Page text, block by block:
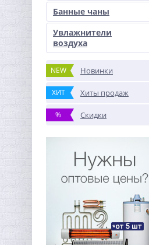
Банные чаны
Увлажнители
воздуха
NEW Новинки
ХИТ Хиты продаж
% Скидки